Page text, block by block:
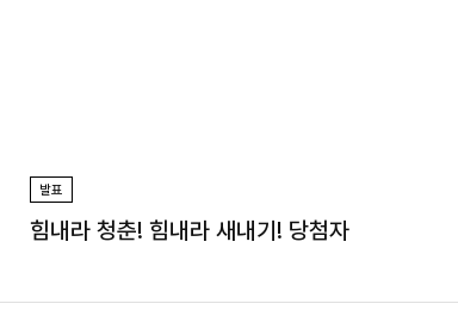
발표
힘내라 청춘! 힘내라 새내기! 당첨자